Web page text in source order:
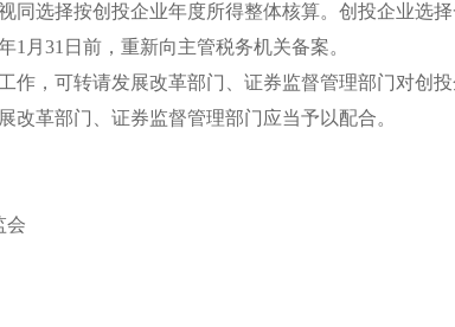
同选择按创投企业年度所得整体核算。创投企业选择
月31日前，重新向主管税务机关备案。
，可转请发展改革部门、证券监督管理部门对创投
革部门、证券监督管理部门应当予以配合。
会